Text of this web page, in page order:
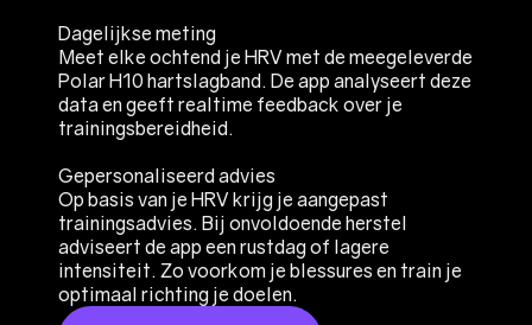
Dagelijkse meting
Meet elke ochtend je HRV met de meegeleverde
Polar H10 hartslagband. De app analyseert deze
data en geeft realtime feedback over je
trainingsbereidheid.
Gepersonaliseerd advies
Op basis van je HRV krijg je aangepast
trainingsadvies. Bij onvoldoende herstel
adviseert de app een rustdag of lagere
intensiteit. Zo voorkom je blessures en train je
optimaal richting je doelen.